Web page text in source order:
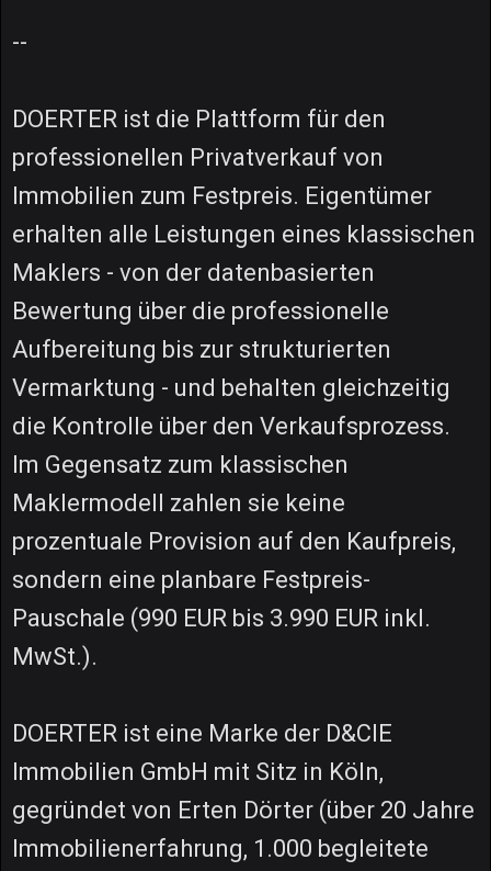
--
DOERTER ist die Plattform für den
professionellen Privatverkauf von
Immobilien zum Festpreis. Eigentümer
erhalten alle Leistungen eines klassischen
Maklers - von der datenbasierten
Bewertung über die professionelle
Aufbereitung bis zur strukturierten
Vermarktung - und behalten gleichzeitig
die Kontrolle über den Verkaufsprozess.
Im Gegensatz zum klassischen
Maklermodell zahlen sie keine
prozentuale Provision auf den Kaufpreis,
sondern eine planbare Festpreis-
Pauschale (990 EUR bis 3.990 EUR inkl.
MwSt.).
DOERTER ist eine Marke der D&CIE
Immobilien GmbH mit Sitz in Köln,
gegründet von Erten Dörter (über 20 Jahre
Immobilienerfahrung, 1.000 begleitete